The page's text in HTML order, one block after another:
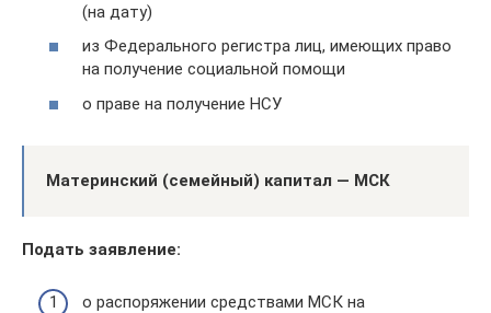
(на дату)
из Федерального регистра лиц, имеющих право
на получение социальной помощи
о праве на получение НСУ
Материнский (семейный) капитал — МСК
Подать заявление:
о распоряжении средствами МСК на